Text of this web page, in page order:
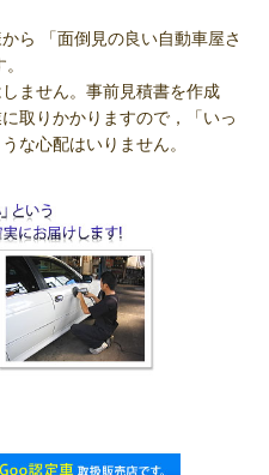
ら 「面倒見の良い自動車屋さ
ません。事前見積書を作成
取りかかりますので，「いっ
な心配はいりません。